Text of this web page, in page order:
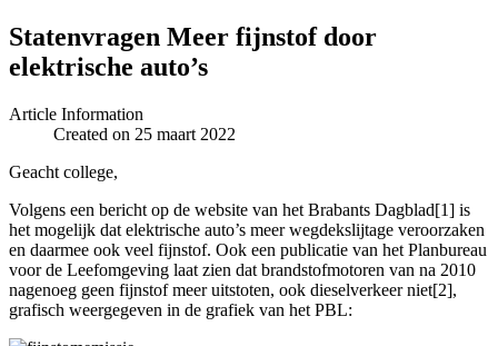
Statenvragen Meer fijnstof door
elektrische auto’s
Article Information
Created on 25 maart 2022
Geacht college,
Volgens een bericht op de website van het Brabants Dagblad[1] is
het mogelijk dat elektrische auto’s meer wegdekslijtage veroorzaken
en daarmee ook veel fijnstof. Ook een publicatie van het Planbureau
voor de Leefomgeving laat zien dat brandstofmotoren van na 2010
nagenoeg geen fijnstof meer uitstoten, ook dieselverkeer niet[2],
grafisch weergegeven in de grafiek van het PBL: